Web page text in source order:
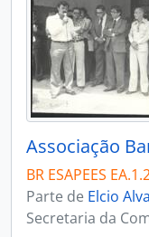
Associação
BR ESAPEES
Parte de Elcio
Secretaria da